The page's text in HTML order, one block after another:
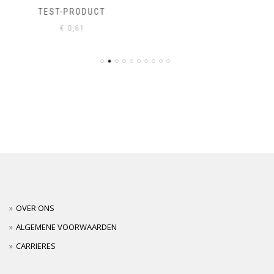
TEST-PRODUCT
€0,61
OVER ONS
ALGEMENE VOORWAARDEN
CARRIERES